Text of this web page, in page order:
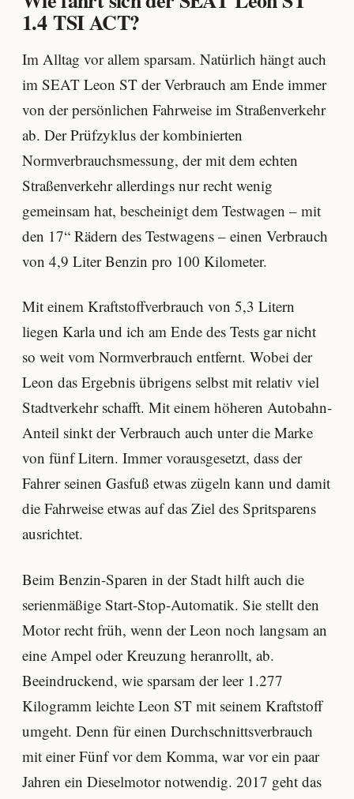
1.4 TSI ACT?
Im Alltag vor allem sparsam. Natürlich hängt auch
im SEAT Leon ST der Verbrauch am Ende immer
von der persönlichen Fahrweise im Straßenverkehr
ab. Der Prüfzyklus der kombinierten
Normverbrauchsmessung, der mit dem echten
Straßenverkehr allerdings nur recht wenig
gemeinsam hat, bescheinigt dem Testwagen – mit
den 17“ Rädern des Testwagens – einen Verbrauch
von 4,9 Liter Benzin pro 100 Kilometer.
Mit einem Kraftstoffverbrauch von 5,3 Litern
liegen Karla und ich am Ende des Tests gar nicht
so weit vom Normverbrauch entfernt. Wobei der
Leon das Ergebnis übrigens selbst mit relativ viel
Stadtverkehr schafft. Mit einem höheren Autobahn-
Anteil sinkt der Verbrauch auch unter die Marke
von fünf Litern. Immer vorausgesetzt, dass der
Fahrer seinen Gasfuß etwas zügeln kann und damit
die Fahrweise etwas auf das Ziel des Spritsparens
ausrichtet.
Beim Benzin-Sparen in der Stadt hilft auch die
serienmäßige Start-Stop-Automatik. Sie stellt den
Motor recht früh, wenn der Leon noch langsam an
eine Ampel oder Kreuzung heranrollt, ab.
Beeindruckend, wie sparsam der leer 1.277
Kilogramm leichte Leon ST mit seinem Kraftstoff
umgeht. Denn für einen Durchschnittsverbrauch
mit einer Fünf vor dem Komma, war vor ein paar
Jahren ein Dieselmotor notwendig. 2017 geht das